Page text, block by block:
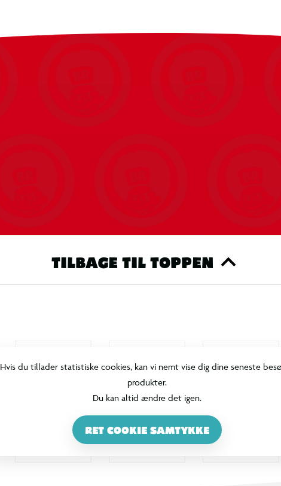
TILBAGE TIL TOPPEN
Hvis du tillader statistiske cookies, kan vi nemt vise dig dine seneste
produkter.
Du kan altid ændre det igen.
RET COOKIE SAMTYKKE